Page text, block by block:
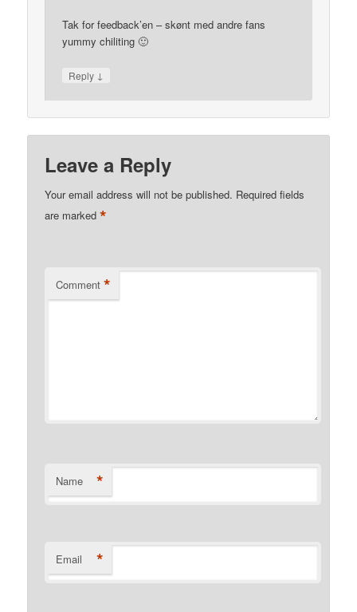
Tak for feedback’en – skønt med andre fans
yummy chiliting 🙂
Reply ↓
Leave a Reply
Your email address will not be published. Required fields
are marked*
Comment *
Name *
Email *